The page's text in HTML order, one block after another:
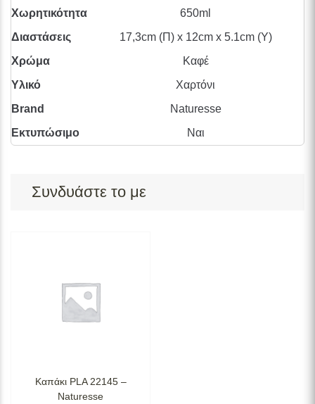
Χωρητικότητα
650ml
Διαστάσεις
17,3cm (Π) x 12cm x 5.1cm (Υ)
Χρώμα
Καφέ
Υλικό
Χαρτόνι
Brand
Naturesse
Εκτυπώσιμο
Ναι
Συνδυάστε το με
Καπάκι PLA 22145 –
Naturesse